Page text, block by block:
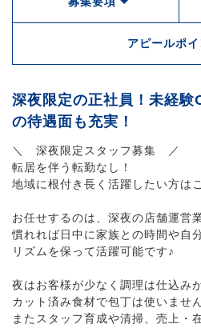
アピールポイ
深夜限定の正社員！未経験
の待遇面も充実！
＼ 深夜限定スタッフ募集 ／
転居を伴う転勤なし！
地域に根付き長く活躍したい方は
お任せするのは、深夜の店舗運営業
慣れれば日中に家族との時間や自
リズムを保って活躍可能です♪
夜はお客様が少なく調理は仕込み
カット済み食材で包丁は使いませ
またスタッフ育成や清掃、売上・